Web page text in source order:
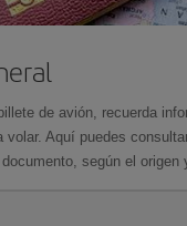
de avión, recuerda
Aquí puedes
según el